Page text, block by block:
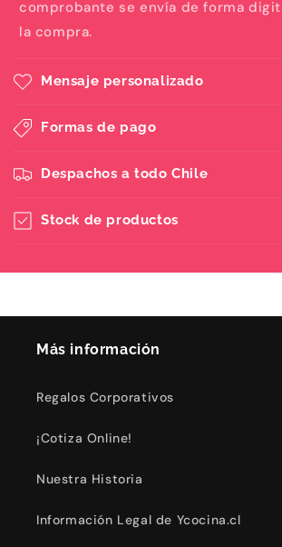
comprobante se envía de forma
la compra.
Mensaje personalizado
Formas de pago
Despachos a todo Chile
Stock de productos
Más información
Regalos Corporativos
¡Cotiza Online!
Nuestra Historia
Información Legal de Ycocina.cl